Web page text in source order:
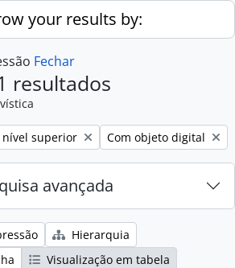
your results by:
Fechar
resultados
nível superior Remove filter:
Com objeto digital
avançada
Hierarquia
Visualização em tabela